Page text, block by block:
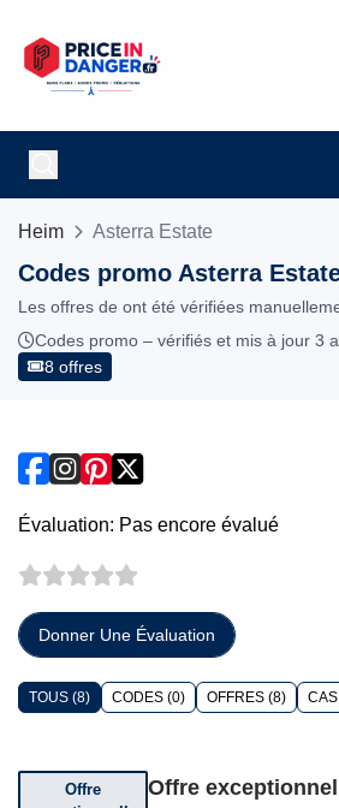
Heim Asterra Estate
Codes promo Asterra
Les offres de ont été vérifiées
Codes promo – vérifiés et mis à jour 3
8 offres
Évaluation: Pas encore évalué
Donner Une Évaluation
TOUS (8) CODES (0) OFFRES (8)
Offre
Offre